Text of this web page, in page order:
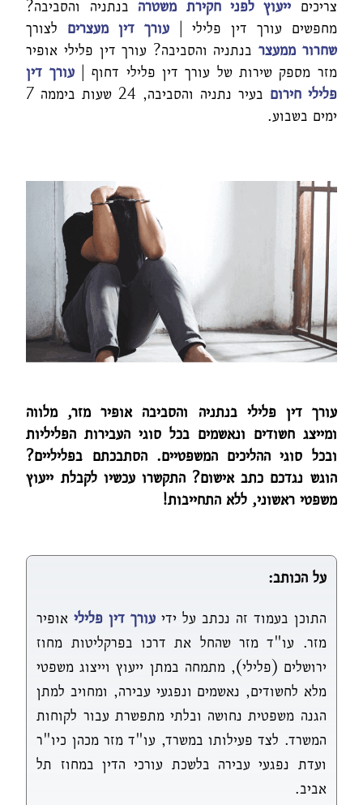
צריכים ייעוץ לפני חקירת משטרהבנתניה והסביבה?
מחפשים עורך דין פלילי |עורך דין מעצרים לצורך
שחרור ממעצר בנתניה והסביבה? עורך דין פלילי אופיר
מזר מספק שירות של עורך דין פלילי דחוף |עורך דין
פלילי חירום
בעיר נתניה והסביבה, 24 שעות ביממה 7
ימים בשבוע.
עורך דין פלילי בנתניה והסביבה אופיר מזר, מלווה
ומייצג חשודים ונאשמים בכל סוגי העבירות הפליליות
ובכל סוגי ההליכים המשפטיים. הסתבכתם בפליליים?
הוגש נגדכם כתב אישום? התקשרו עכשיו לקבלת ייעוץ
משפטי ראשוני, ללא התחייבות!
על הכותב:
התוכן בעמוד זה נכתב על ידי עורך דין פליליאופיר
מזר. עו"ד מזר שהחל את דרכו בפרקליטות מחוז
ירושלים (פלילי), מתמחה במתן ייעוץ וייצוג משפטי
מלא לחשודים, נאשמים ונפגעי עבירה, ומחויב למתן
הגנה משפטית נחושה ובלתי מתפשרת עבור לקוחות
המשרד. לצד פעילותו במשרד, עו"ד מזר מכהן כיו"ר
ועדת נפגעי עבירה בלשכת עורכי הדין במחוז תל
אביב.